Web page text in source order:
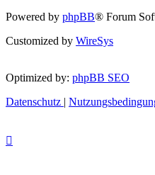
Powered by phpBB® Forum
Customized by WireSys
Optimized by: phpBB SEO
Datenschutz |